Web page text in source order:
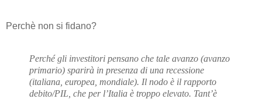
Perchè non si fidano?
Perché gli investitori pensano che tale avanzo (avanzo
primario) sparirà in presenza di una recessione
(italiana, europea, mondiale). Il nodo è il rapporto
debito/PIL, che per l’Italia è troppo elevato. Tant’è